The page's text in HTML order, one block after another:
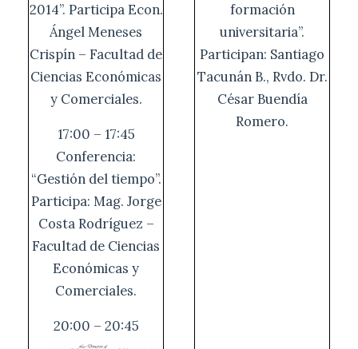
2014”. Participa Econ.
Ángel Meneses
Crispín – Facultad de
Ciencias Económicas
y Comerciales.
17:00 – 17:45
Conferencia:
“Gestión del tiempo”.
Participa: Mag. Jorge
Costa Rodríguez –
Facultad de Ciencias
Económicas y
Comerciales.
20:00 – 20:45
formación
universitaria”.
Participan: Santiago
Tacunán B., Rvdo. Dr.
César Buendía
Romero.